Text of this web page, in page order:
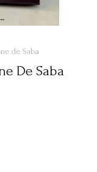
de Saba
De Saba